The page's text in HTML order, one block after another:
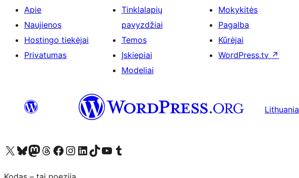
Apie
Naujienos
Hostingo tiekėjai
Privatumas
Tinklalapių
pavyzdžiai
Temos
Įskiepiai
Modeliai
Mokykitės
Pagalba
Kūrėjai
WordPress.tv ↗
Lithuania
Visit our X (formerly Twitter) account
Apsilankykite mūsų Bluesky paskyroje
Visit our Mastodon account
Apsilankykite mūsų Threads paskyroje
Visit our Facebook page
Visit our Instagram account
Visit our LinkedIn account
Apsilankykite mūsų TikTok paskyroje
Visit our YouTube channel
Apsilankykite mūsų Tumblr paskyroje